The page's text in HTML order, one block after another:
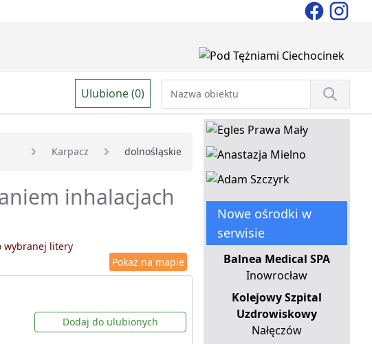
Ulubione (0)
Karpacz dolnośląskie
inhalacjach
wybranej litery
Pokaż na mapie
Dodaj do ulubionych
Nowe ośrodki w
serwisie
Balnea Medical SPA
Inowrocław
Kolejowy Szpital
Uzdrowiskowy
Nałęczów